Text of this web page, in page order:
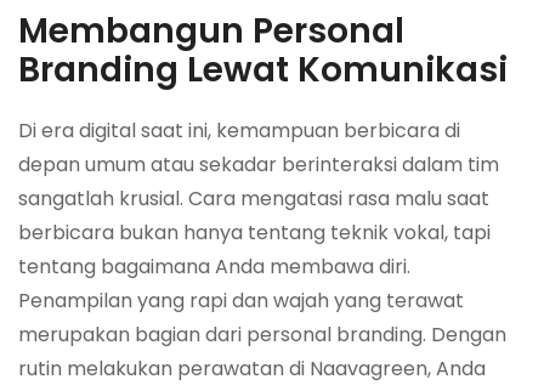
Membangun Personal
Branding Lewat Komunikasi
Di era digital saat ini, kemampuan berbicara di
depan umum atau sekadar berinteraksi dalam tim
sangatlah krusial. Cara mengatasi rasa malu saat
berbicara bukan hanya tentang teknik vokal, tapi
tentang bagaimana Anda membawa diri.
Penampilan yang rapi dan wajah yang terawat
merupakan bagian dari personal branding. Dengan
rutin melakukan perawatan di Naavagreen, Anda